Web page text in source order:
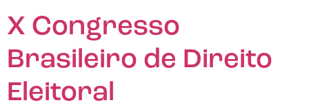
X Congresso
Brasileiro de Direito
Eleitoral